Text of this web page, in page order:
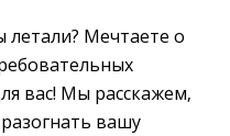
летали? Мечтаете о
вас! Мы расскажем‚
вашу